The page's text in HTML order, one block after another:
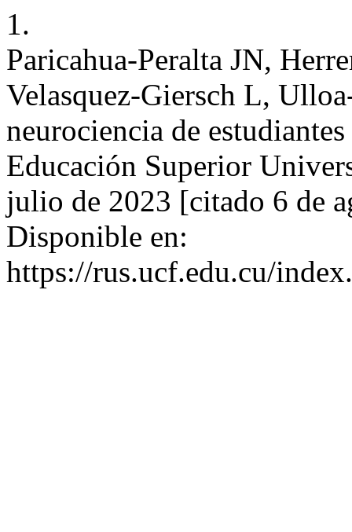
1.
Paricahua-Peralta JN,
Velasquez-Giersch L,
neurociencia de
Educación Superior
julio de 2023 [citado 6 de
Disponible en:
https://rus.ucf.edu.cu/